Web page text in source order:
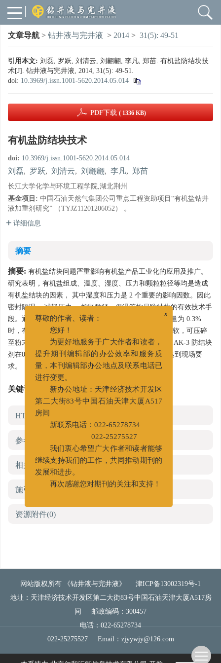
文章导航 > 钻井液与完井液 > 2014 > 31(5): 49-51
引用本文: 刘磊, 罗跃, 刘清云, 刘翩翩, 李凡, 郑苗. 有机盐防结块技
术[J]. 钻井液与完井液, 2014, 31(5): 49-51.
doi: 10.3969/j.issn.1001-5620.2014.05.014
PDF下载 ( 1336 KB)
有机盐防结块技术
doi: 10.3969/j.issn.1001-5620.2014.05.014
刘磊, 罗跃, 刘清云, 刘翩翩, 李凡, 郑苗
长江大学化学与环境工程学院,湖北荆州
基金项目: 中国石油天然气集团公司重点工程资助项目“有机盐钻井
液加重剂研究” （TYJZ11201206052） 。
详细信息
摘要
摘要: 有机盐结块问题严重影响有机盐产品工业化的应用及推广。
研究表明，有机盐组成、温度、湿度、压力和颗粒粒径等均是造成
有机盐结块的因素， 其中湿度和压力是 2 个重要的影响因数。因此
密封隔湿、 减轻压力、 控制粒径、保温等均是防结块的有效技术手
段。通过工业甲酸钾结块实验研究，AK-3 防结块剂加量为 0.3%
时，有机盐样品破碎压力为 3.2 kg，压实的样品比较松软，可压碎
至粉末，接近原状。有机盐防结块技术现场试验表明，AK-3 防结块
剂在0.3%的添加量时具有良好的防结块效果，可完全达到现场要
求。
关键词: 有机盐/ 防结块/ 吸湿率/ 破碎压力
HTML全文
参考文献
相关文章
施引文献
资源附件(0)
网站版权所有 《钻井液与完井液》
津ICP备13002319号-1
地址：天津经济技术开发区第二大街83号中国石油天津大厦A517房
间
邮政编码：300457
电话：022-65278734
022-25275527
Email： zjyywjy@126.com
尊敬的作者、读者：
您好！
为更好地服务于广大作者和读者，
提升期刊编辑部的办公效率和服务质
量，本刊编辑部办公地点及联系电话已
进行变更。
新办公地址：天津经济技术开发区
第二大街83号中国石油天津大厦A517
房间
新联系电话：022-65278734
022-25275527
我们衷心希望广大作者和读者能够
继续支持我们的工作，共同推动期刊的
发展和进步。
再次感谢您对期刊的关注和支持！